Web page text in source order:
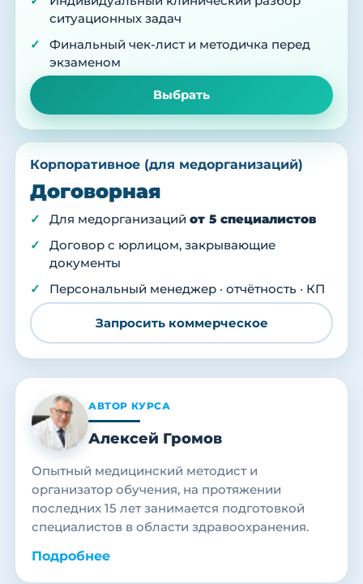
ситуационных задач
Финальный чек-лист и методичка перед
экзаменом
Выбрать
Корпоративное (для медорганизаций)
Договорная
Для медорганизаций от 5 специалистов
Договор с юрлицом, закрывающие
документы
Персональный менеджер · отчётность · КП
Запросить коммерческое
АВТОР КУРСА
Алексей Громов
Опытный медицинский методист и
организатор обучения, на протяжении
последних 15 лет занимается подготовкой
специалистов в области здравоохранения.
Подробнее